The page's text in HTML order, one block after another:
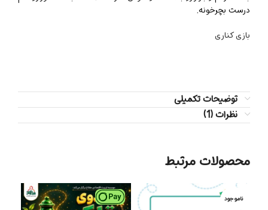
درست بچرخونه.
بازی کناری
توضیحات تکمیلی
نظرات (1)
محصولات مرتبط
ناموجود